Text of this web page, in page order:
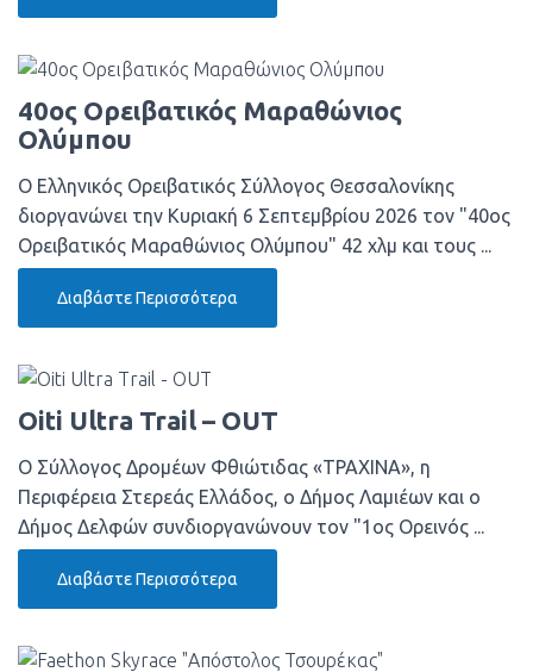
40ος Ορειβατικός Μαραθώνιος
Ολύμπου
Ο Ελληνικός Ορειβατικός Σύλλογος Θεσσαλονίκης
διοργανώνει την Κυριακή 6 Σεπτεμβρίου 2026 τον "40ος
Ορειβατικός Μαραθώνιος Ολύμπου" 42 χλμ και τους ...
Διαβάστε Περισσότερα
Oiti Ultra Trail – OUT
Ο Σύλλογος Δρομέων Φθιώτιδας «ΤΡΑΧΙΝΑ», η
Περιφέρεια Στερεάς Ελλάδος, ο Δήμος Λαμιέων και ο
Δήμος Δελφών συνδιοργανώνουν τον "1ος Ορεινός ...
Διαβάστε Περισσότερα